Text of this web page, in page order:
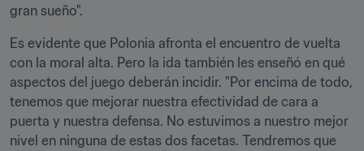
gran sueño".
Es evidente que Polonia afronta el encuentro de vuelta
con la moral alta. Pero la ida también les enseñó en qué
aspectos del juego deberán incidir. "Por encima de todo,
tenemos que mejorar nuestra efectividad de cara a
puerta y nuestra defensa. No estuvimos a nuestro mejor
nivel en ninguna de estas dos facetas. Tendremos que